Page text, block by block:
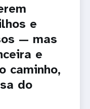
e
— mas
e
caminho,
do